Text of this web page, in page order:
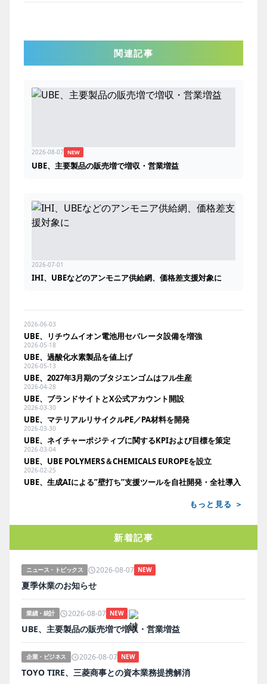
関連記事
2026-08-07 NEW
UBE、主要製品の販売増で増収・営業増益
2026-07-01
IHI、UBEなどのアンモニア供給網、価格差支援対象に
2026-06-03
UBE、リチウムイオン電池用セパレータ設備を増強
2026-05-18
UBE、過酸化水素製品を値上げ
2026-05-13
UBE、2027年3月期のブタジエンゴムはフル生産
2026-04-28
UBE、ブランドサイトとX公式アカウント開設
2026-03-30
UBE、マテリアルリサイクルPE／PA材料を開発
2026-03-30
UBE、ネイチャーポジティブに関するKPIおよび目標を策定
2026-03-04
UBE、UBE POLYMERS＆CHEMICALS EUROPEを設立
2026-02-25
UBE、生成AIによる”壁打ち”支援ツールを自社開発・全社導入
もっと見る ＞
新着記事
ニュース・トピックス 2026-08-07 NEW
夏季休業のお知らせ
業績・統計 2026-08-07 NEW
UBE、主要製品の販売増で増収・営業増益
企業・ビジネス 2026-08-07 NEW
TOYO TIRE、三菱商事との資本業務提携解消